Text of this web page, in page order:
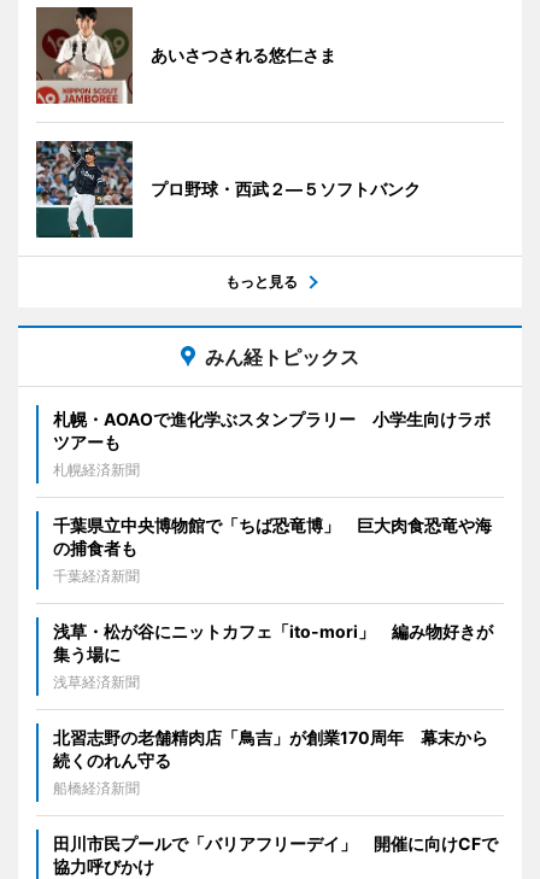
あいさつされる悠仁さま
プロ野球・西武２―５ソフトバンク
もっと見る
みん経トピックス
札幌・AOAOで進化学ぶスタンプラリー 小学生向けラボ
ツアーも
札幌経済新聞
千葉県立中央博物館で「ちば恐竜博」 巨大肉食恐竜や海
の捕食者も
千葉経済新聞
浅草・松が谷にニットカフェ「ito-mori」 編み物好きが
集う場に
浅草経済新聞
北習志野の老舗精肉店「鳥吉」が創業170周年 幕末から
続くのれん守る
船橋経済新聞
田川市民プールで「バリアフリーデイ」 開催に向けCFで
協力呼びかけ